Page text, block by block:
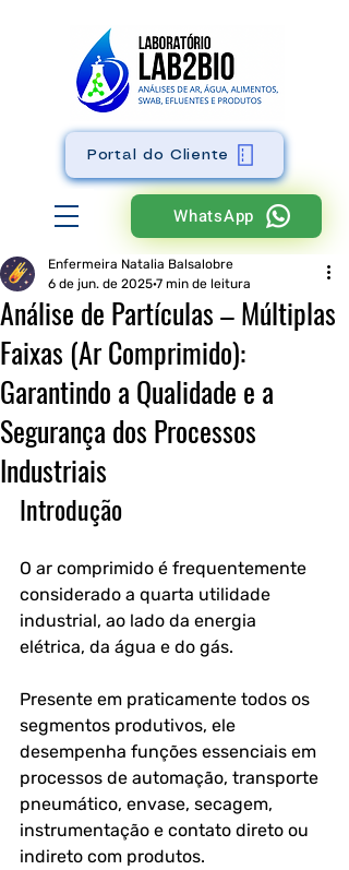
WhatsApp
Portal do Cliente
Análise de Partículas – Múltiplas
Faixas (Ar Comprimido):
Garantindo a Qualidade e a
Segurança dos Processos
Industriais
Enfermeira Natalia Balsalobre
6 de jun. de 2025 7 min de leitura
Introdução
O ar comprimido é frequentemente
considerado a quarta utilidade
industrial, ao lado da energia
elétrica, da água e do gás.
Presente em praticamente todos os
segmentos produtivos, ele
desempenha funções essenciais em
processos de automação, transporte
pneumático, envase, secagem,
instrumentação e contato direto ou
indireto com produtos.